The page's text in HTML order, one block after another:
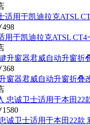
498
用于凯迪拉克ATSL
368
窗器君威自动升窗折叠
1580
诚卫士适用于本田22款